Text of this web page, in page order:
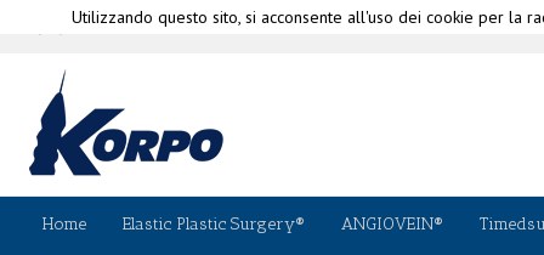
(+39) 010-580335 | info@korpo.com Perchè
Home Elastic Plastic Surgery® ANGIOVEIN®
Utilizzando questo sito, si acconsente all'uso dei cookie per la